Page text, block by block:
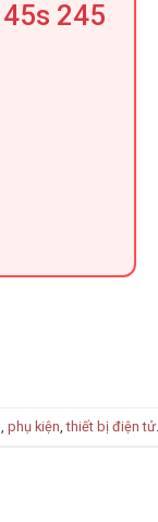
245
phụ kiện ,thiết bị điện tử.